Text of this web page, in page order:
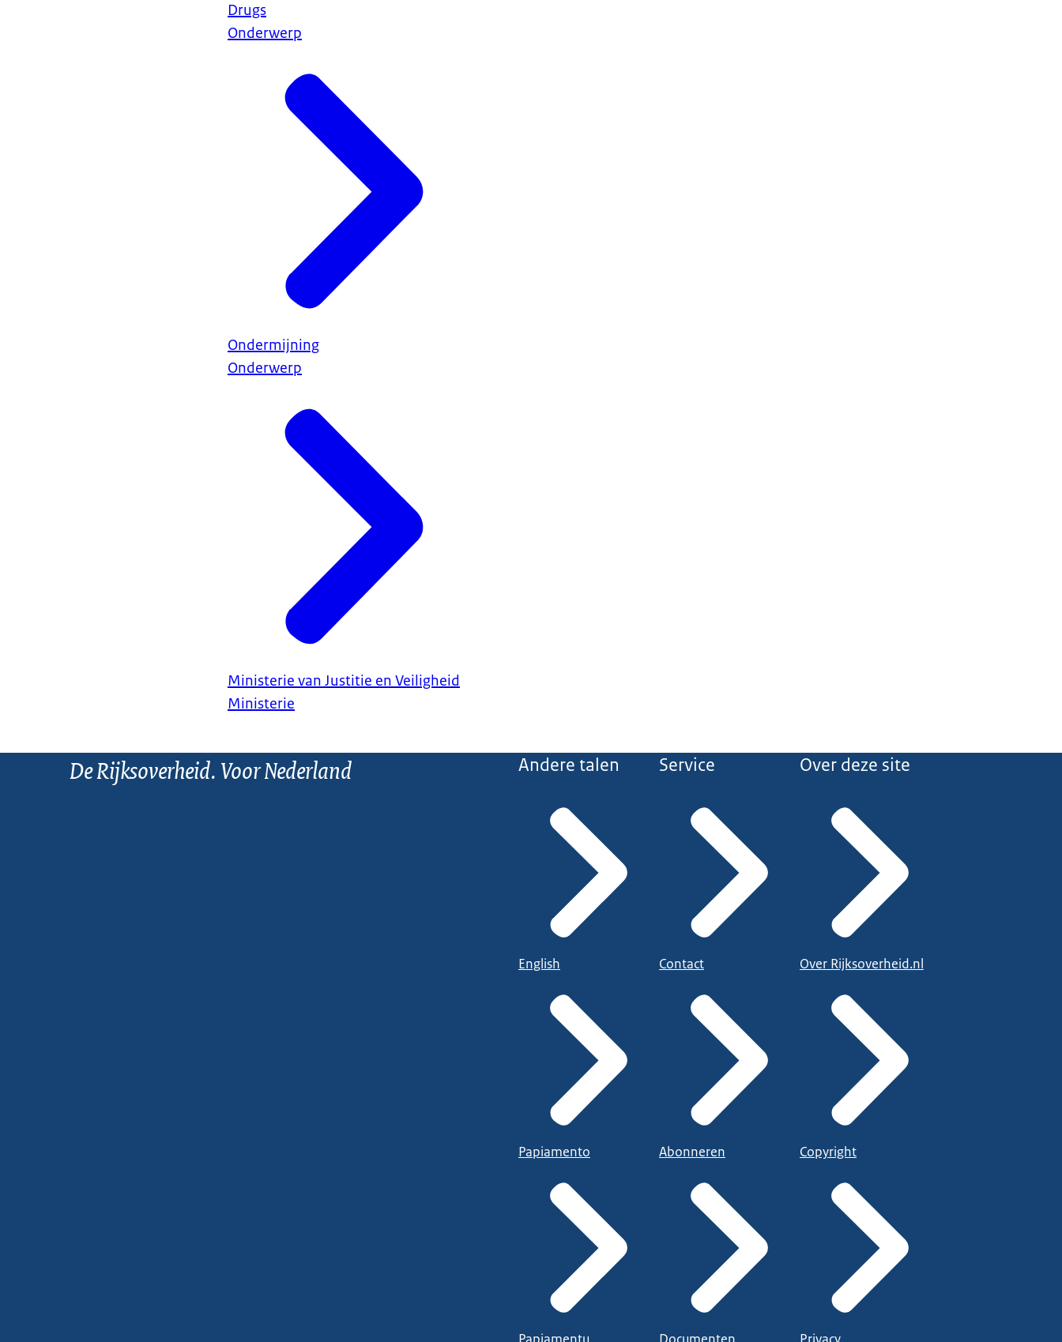
Drugs
Onderwerp
Ondermijning
Onderwerp
Ministerie van Justitie en Veiligheid
Ministerie
De Rijksoverheid. Voor Nederland Andere talen
English
Papiamento
Service
Contact
Abonneren
Over deze site
Over Rijksoverheid.nl
Copyright